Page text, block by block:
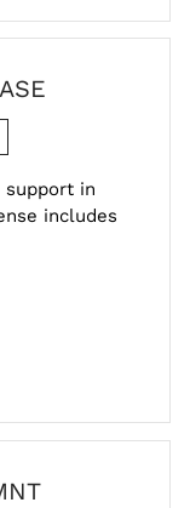
support in
includes